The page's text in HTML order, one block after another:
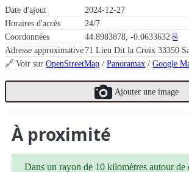
Date d'ajout
2024-12-27
Horaires d'accès
24/7
Coordonnées
44.8983878, -0.0633632 ⎘
Adresse approximative71 Lieu Dit la Croix 33350
🔗 Voir surOpenStreetMap /Panoramax /Google
Ajouter une image
À proximité
Dans un rayon de 10 kilomètres autour de